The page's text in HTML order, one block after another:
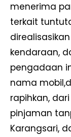
menerima
terkait
kendaraan,
pengadaan
nama
rapihkan,
pinjaman
Karangsari,